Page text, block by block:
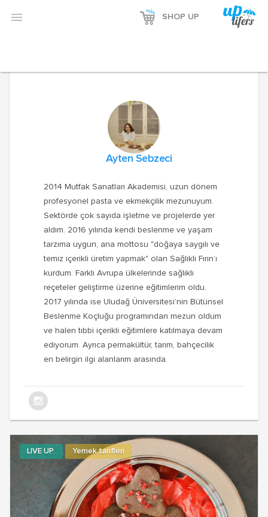
Reklamı Göster
Reklamı Gizle
 SHOP UP
Ayten Sebzeci
2014 Mutfak Sanatları Akademisi, uzun dönem
profesyonel pasta ve ekmekçilik mezunuyum.
Sektörde çok sayıda işletme ve projelerde yer
aldım. 2016 yılında kendi beslenme ve yaşam
tarzıma uygun, ana mottosu "doğaya saygılı ve
temiz içerikli üretim yapmak" olan Sağlıklı Fırın’ı
kurdum. Farklı Avrupa ülkelerinde sağlıklı
reçeteler geliştirme üzerine eğitimlerim oldu.
2017 yılında ise Uludağ Üniversitesi’nin Bütünsel
Beslenme Koçluğu programından mezun oldum
ve halen tıbbi içerikli eğitimlere katılmaya devam
ediyorum. Ayrıca permakültür, tarım, bahçecilik
en belirgin ilgi alanlarım arasında.
LIVE UP Yemek tarifleri